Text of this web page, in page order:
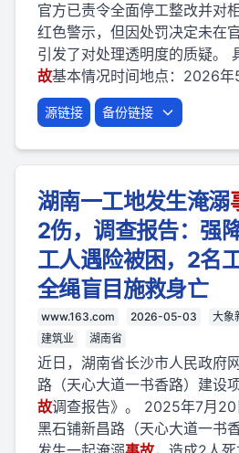
官方已责令全面停工整改并对
红色警示，但因处罚决定未在
引发了对处理透明度的质疑。
故基本情况时间地点：2026年
源链接 备份链接
湖南一工地发生淹溺
2伤，调查报告：强
工人遇险被困，2名
全绳盲目施救身亡
www.163.com 2026-05-03 大象
建筑业
湖南省
近日，湖南省长沙市人民政府
路（天心大道一书香路）建设
故调查报告》。 2025年7月
黑石铺新昌路（天心大道一书